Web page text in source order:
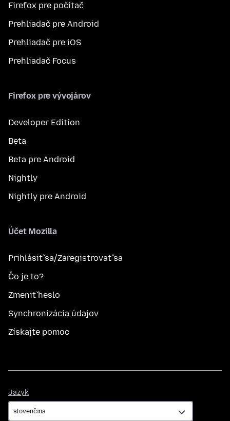
Firefox pre počítač
Prehliadač pre Android
Prehliadač pre iOS
Prehliadač Focus
Firefox pre vývojárov
Developer Edition
Beta
Beta pre Android
Nightly
Nightly pre Android
Účet Mozilla
Prihlásiť sa/Zaregistrovať sa
Čo je to?
Zmeniť heslo
Synchronizácia údajov
Získajte pomoc
Jazyk